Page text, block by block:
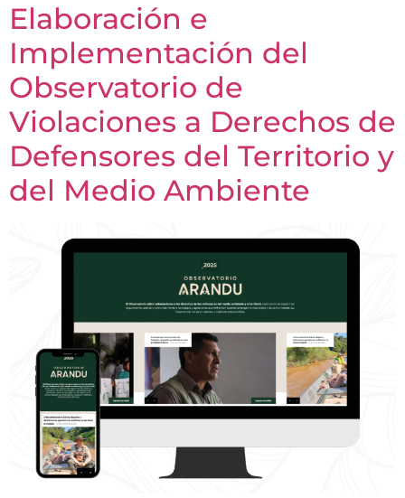
Elaboración e
Implementación del
Observatorio de
Violaciones a Derechos de
Defensores del Territorio y
del Medio Ambiente